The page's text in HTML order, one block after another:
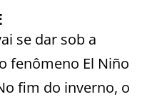
se dar sob a
fenômeno El Niño
fim do inverno, o